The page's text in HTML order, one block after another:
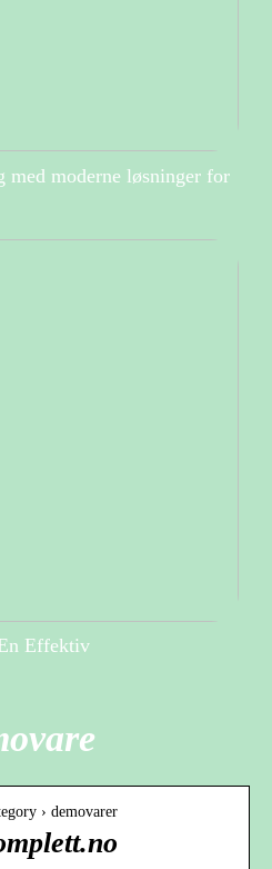
moderne løsninger for
Effektiv
› demovarer